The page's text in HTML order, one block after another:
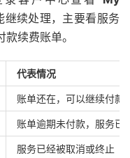
继续处理，主要看服务
续费账单。
代表情况
账单还在，可以继续付款
账单逾期未付款，服务已
服务已经被取消或终止